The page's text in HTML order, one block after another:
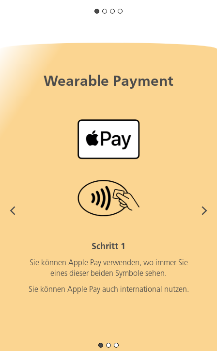
Wearable Payment
Schritt 1
Sie können Apple Pay verwenden, wo immer Sie
eines dieser beiden Symbole sehen.
Sie können Apple Pay auch international nutzen.